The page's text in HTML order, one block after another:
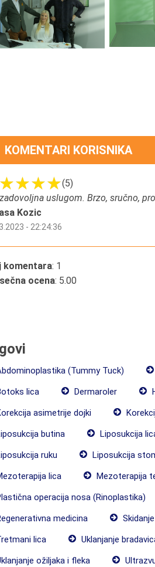
KOMENTARI KORISNIKA
(5)
uslugom. Brzo, sručno,
Kozic
- 22:24:36
komentara: 1
ocena: 5.00
(Tummy Tuck)
lica
Dermaroler
asimetrije dojki
butina
Liposukcija
ruku
Liposukcija
lica
Mezoterapija
operacija nosa (Rinoplastika)
medicina
lica
Uklanjanje
ožiljaka i fleka